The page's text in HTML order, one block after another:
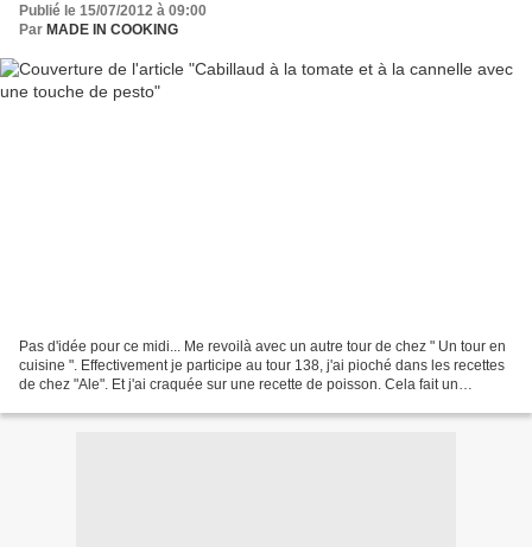
Publié le 15/07/2012 à 09:00
Par MADE IN COOKING
Pas d'idée pour ce midi... Me revoilà avec un autre tour de chez " Un tour en
cuisine ". Effectivement je participe au tour 138, j'ai pioché dans les recettes
de chez "Ale". Et j'ai craquée sur une recette de poisson. Cela fait un